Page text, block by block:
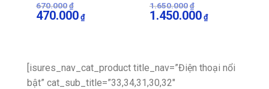
670.000 ₫
Giá
gốc
470.000 ₫Giá
hiện
1.650.000 ₫
Giá
gốc
1.450.000 ₫Giá
hiện
[isures_nav_cat_product title_nav=”Điện thoại nổi
bật” cat_sub_title=”33,34,31,30,32″